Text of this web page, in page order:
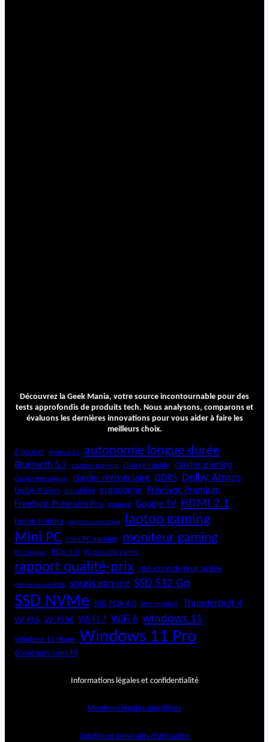
Découvrez la Geek Mania, votre source incontournable pour des
tests approfondis de produits tech. Nous analysons, comparons et
évaluons les dernières innovations pour vous aider à faire les
meilleurs choix.
6 pouces Android 15 autonomie longue durée
Bluetooth 5.3 casque gaming charge rapide clavier gaming
clavier mécanique clavier rétroéclairé DDR5 Dolby Atmos
Dolby Vision durabilité ergonomie
FreeSync Premium
FreeSync Premium Pro
gaming Google TV HDMI 2.1
home cinéma laptop bureautique laptop gaming
Mini PC mini PC gaming moniteur gaming
PC compact PCIe 5.0 PC portable gamer
rapport qualité-prix réduction de bruit active
rétroéclairage RGB souris gaming SSD 512 Go
SSD NVMe SSD PCIe 4.0 test produit Thunderbolt 4
Wi-Fi 6 Wi-Fi 6E Wi-Fi 7 WiFi 6 windows 11
Windows 11 Home Windows 11 Pro
écouteurs sans fil
Informations légales et confidentialité
Mentions légales simplifiées
Conditions générales d’utilisation